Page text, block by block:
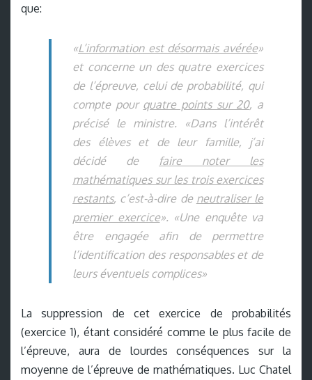
que:
«L’information est désormais avérée»
et concerne un des quatre exercices
de l’épreuve, celui de probabilité, qui
compte pour quatre points sur 20, a
précisé le ministre. «Dans l’intérêt
des élèves et de leur famille, j’ai
décidé de faire noter les
mathématiques sur les trois exercices
restants, c’est-à-dire de neutraliser le
premier exercice». «Une enquête va
être engagée afin de permettre
l’identification des responsables et de
leurs éventuels complices»
La suppression de cet exercice de probabilités
(exercice 1), étant considéré comme le plus facile de
l’épreuve, aura de lourdes conséquences sur la
moyenne de l’épreuve de mathématiques. Luc Chatel